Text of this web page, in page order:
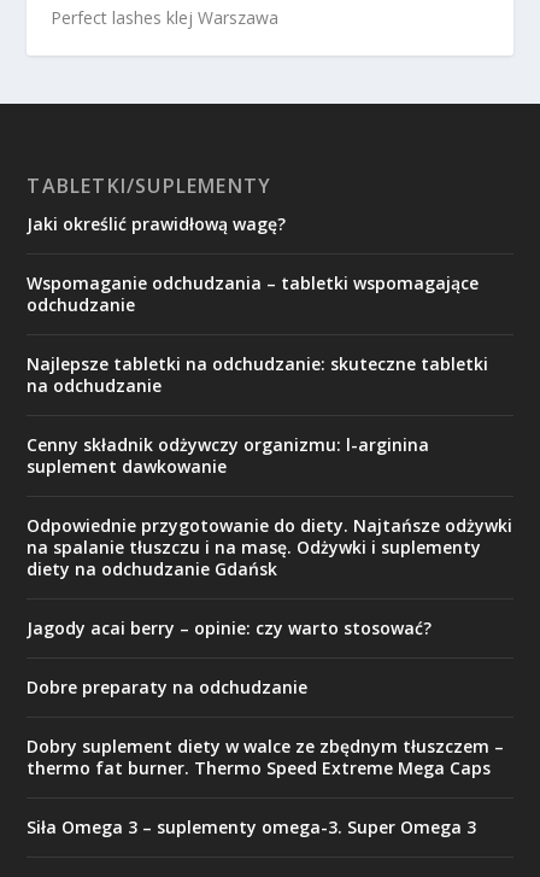
Perfect lashes klej Warszawa
TABLETKI/SUPLEMENTY
Jaki określić prawidłową wagę?
Wspomaganie odchudzania – tabletki wspomagające
odchudzanie
Najlepsze tabletki na odchudzanie: skuteczne tabletki
na odchudzanie
Cenny składnik odżywczy organizmu: l-arginina
suplement dawkowanie
Odpowiednie przygotowanie do diety. Najtańsze odżywki
na spalanie tłuszczu i na masę. Odżywki i suplementy
diety na odchudzanie Gdańsk
Jagody acai berry – opinie: czy warto stosować?
Dobre preparaty na odchudzanie
Dobry suplement diety w walce ze zbędnym tłuszczem –
thermo fat burner. Thermo Speed Extreme Mega Caps
Siła Omega 3 – suplementy omega-3. Super Omega 3